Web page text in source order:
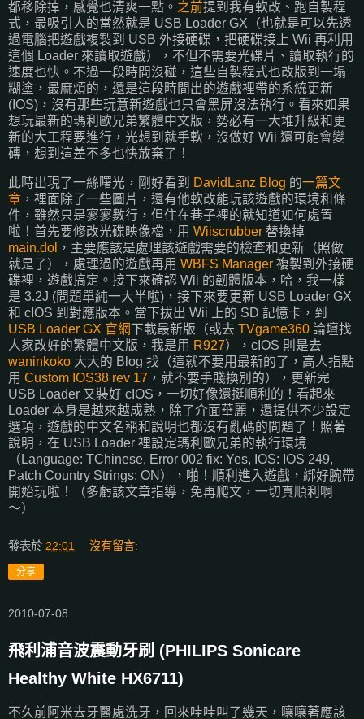
都移除掉，感覺也清爽一點。 之前提到我有軟改、跑自製程
式，最吸引人的當然就是 USB Loader GX（也就是可以先透
過電腦把遊戲複製到 USB 外接硬碟，把硬碟接上 Wii 再利用
這個 Loader 來讀取遊戲），不但不需要光碟片、讀取執行的
速度也快。不過一段時間沒碰，這些自製程式也改版到一塌
糊塗，最麻煩的，還是這段時間出的遊戲裡帶的系統更新
(IOS)，沒有那些玩意新遊戲也只會黑屏沒法執行。看來如果
想玩最新的瑪利歐兄弟繁體中文版，勢必有一大堆升級和更
新的大工程要進行，光想到就手軟，沒做好 Wii 還可能會變
磚，想到這差不多也快放棄了！
此時出現了一絲曙光，剛好看到 DavidLanz Blog 的一篇文
章 ，裡面除了一些圖片，還有他軟改能玩該遊戲的環境和條
件，雖然只是寥寥數行，但住在巷子裡的就知道如何處置
啦！首先要修改光碟映像檔，用 Wiiscrubber 替換掉
main.dol ，主要應該是處理該遊戲需要的檢查和更新（照做
就是了），處理過的遊戲再用 WBFS Manager 複製到外接硬
碟裡，遊戲搞定。接下來確認 Wii 的韌體版本，哈，我一樣
是 3.2J (問題單純一大半啦)，接下來要更新 USB Loader GX
和 cIOS 到對應版本。當下拔出 Wii 上的 SD 記憶卡，到
USB Loader GX 官網下載最新版（或去 TVgame360 論壇找
人家改好的繁體中文版，我是用 R927），cIOS 則是去
waninkoko 大大的 Blog 找（這就不要用最新的了，高人指點
用 Custom IOS38 rev 17 ，就不要手賤換別的），更新完
USB Loader 又裝好 cIOS，一切好像還挺順利的！看起來
Loader 本身是越來越成熟，除了介面華麗，還提供不少設定
選項，遊戲的中文名稱和說明也都沒有亂碼的問題了！照著
說明，在 USB Loader 裡設定瑪利歐兄弟的執行環境
（Language: TChinese, Error 002 fix: Yes, IOS: IOS 249,
Patch Country Strings: ON），啪！順利進入遊戲，綁好腕帶
開始玩啦！（多虧該文章指導，免再爬文，一切真順利啊
～）
發表於 22:01 沒有留言:
分享
2010-07-08
飛利浦音波震動牙刷 (PHILIPS Sonicare
Healthy White HX6711)
不久前阿米去牙醫處洗牙，回來哇哇叫了幾天，嚷嚷著應該